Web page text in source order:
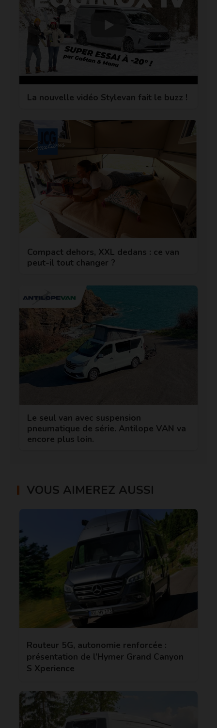
La nouvelle vidéo Stylevan fait le buzz !
Compact dehors, XXL dedans : ce van
peut-il tout changer ?
Le seul van avec suspension
pneumatique de série. Antilope VAN va
encore plus loin.
VOUS AIMEREZ AUSSI
Routeur 5G, autonomie renforcée :
présentation de l’Hymer Grand Canyon
S Xperience